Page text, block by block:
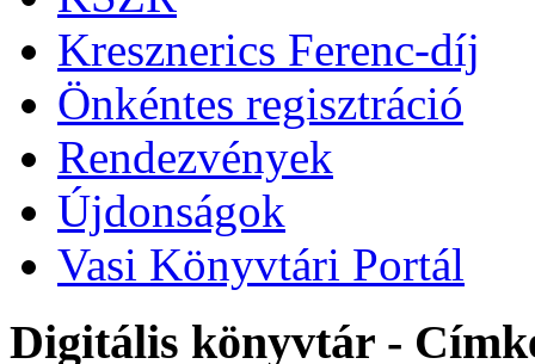
Kresznerics Ferenc-díj
Önkéntes regisztráció
Rendezvények
Újdonságok
Vasi Könyvtári Portál
Digitális könyvtár -